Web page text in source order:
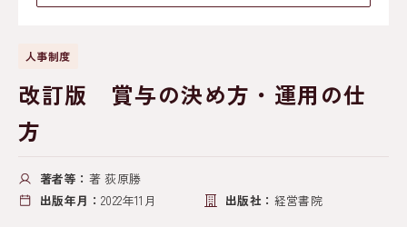
人事制度
改訂版 賞与の決め方・運用の仕
方
著者等： 著 荻原勝
出版年月： 2022年11月 出版社： 経営書院